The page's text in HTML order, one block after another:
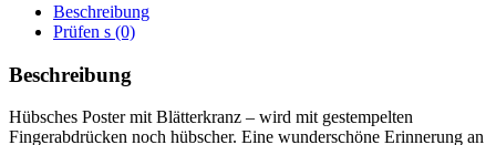
Beschreibung
Prüfen s (0)
Beschreibung
Hübsches Poster mit Blätterkranz – wird mit gestempelten
Fingerabdrücken noch hübscher. Eine wunderschöne Erinnerung an